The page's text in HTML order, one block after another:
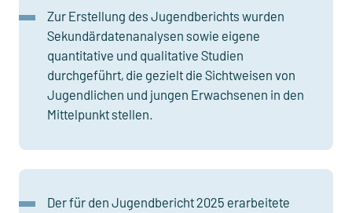
Zur Erstellung des Jugendberichts wurden
Sekundärdatenanalysen sowie eigene
quantitative und qualitative Studien
durchgeführt, die gezielt die Sichtweisen von
Jugendlichen und jungen Erwachsenen in den
Mittel­punkt stellen.
Der für den Jugendbericht 2025 erarbeitete